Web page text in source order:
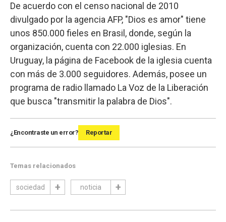
De acuerdo con el censo nacional de 2010
divulgado por la agencia AFP, "Dios es amor" tiene
unos 850.000 fieles en Brasil, donde, según la
organización, cuenta con 22.000 iglesias. En
Uruguay, la página de Facebook de la iglesia cuenta
con más de 3.000 seguidores. Además, posee un
programa de radio llamado La Voz de la Liberación
que busca "transmitir la palabra de Dios".
¿Encontraste un error? Reportar
Temas relacionados
sociedad noticia